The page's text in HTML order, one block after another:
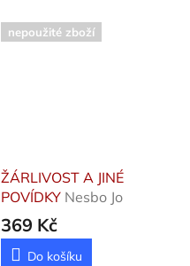
nepoužité zboží
ŽÁRLIVOST A JINÉ
POVÍDKY Nesbo Jo
369 Kč
Do košíku